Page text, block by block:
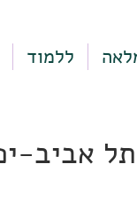
ללמוד